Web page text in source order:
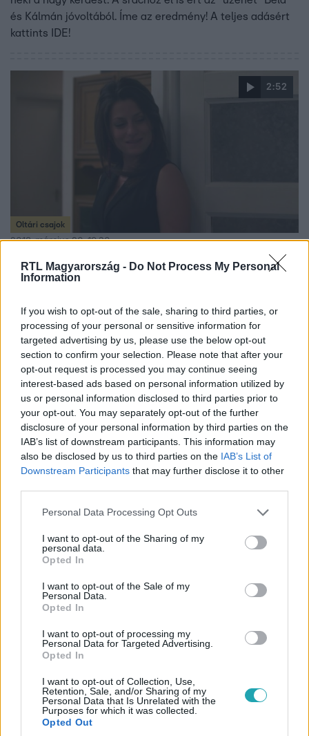
RTL Magyarország - Do Not Process My Personal
Information
If you wish to opt-out of the sale, sharing to third parties, or
processing of your personal or sensitive information for
targeted advertising by us, please use the below opt-out
section to confirm your selection. Please note that after your
opt-out request is processed you may continue seeing
interest-based ads based on personal information utilized by
us or personal information disclosed to third parties prior to
your opt-out. You may separately opt-out of the further
disclosure of your personal information by third parties on the
IAB’s list of downstream participants. This information may
also be disclosed by us to third parties on the IAB’s List of
Downstream Participants that may further disclose it to other
Please note that this website/app uses one or more Google
not limited to your visit or usage behaviour. You may click to
grant or deny consent to Google and its third-party tags to
use your data for below specified purposes in below Google
consent section.
Personal Data Processing Opt Outs
I want to opt-out of the Sharing of my
personal data.
Opted In
I want to opt-out of the Sale of my
Personal Data.
Opted In
I want to opt-out of processing my
Personal Data for Targeted Advertising.
Opted In
I want to opt-out of Collection, Use,
Retention, Sale, and/or Sharing of my
Personal Data that Is Unrelated with the
Purposes for which it was collected.
Opted Out
és Kálmán jóvoltából. Íme az eredmény! A teljes adásért
kattints IDE!
2:52
Oltári csajok
2018. március 20. 19:30
Márk: ˝Én akkor is szeretni foglak!˝
Hajni haragja még mindig nem hagyja nyugodni Angélát,
A teljes adásért kattints IDE!
Oltári csajok
Márk nekiment a vadásznak, aki rálőtt Dundira
Noémit, még egy lövés is eldörrent. Majd egy vadász
került elő, aki elég bunkón viselkedett a kis családdal,
kattints IDE!